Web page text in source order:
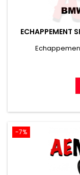
ECHAPPEMENT
-7%